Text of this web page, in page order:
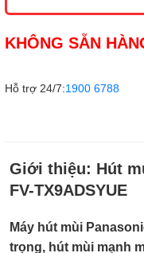
KHÔNG SẴN
Hỗ trợ 24/7:1900 6788
Giới thiệu: Hút
FV-TX9ADSYUE
Máy hút mùi
trọng, hút mùi mạnh